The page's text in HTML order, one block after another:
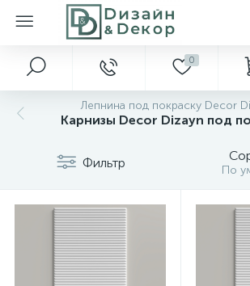
0
Лепнина под покраску Decor
Карнизы Decor Dizayn под
Фильтр По